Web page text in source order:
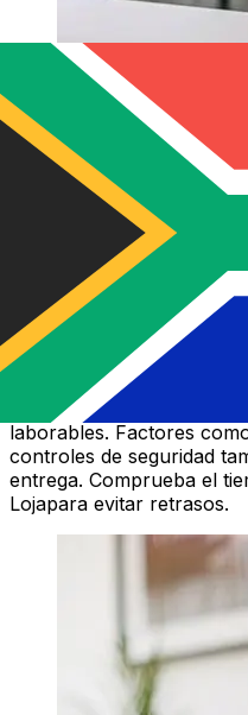
¿Cuánto tarda
dinero Banco de
Los tiempos de entrega
internacionales con
método de pago, el
del destinatario.
bancarias internacionales
laborables. Factores
controles de seguridad
entrega. Comprueba el
Lojapara evitar retrasos.